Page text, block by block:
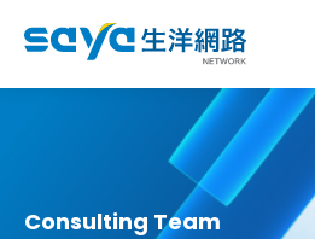
Consulting Team